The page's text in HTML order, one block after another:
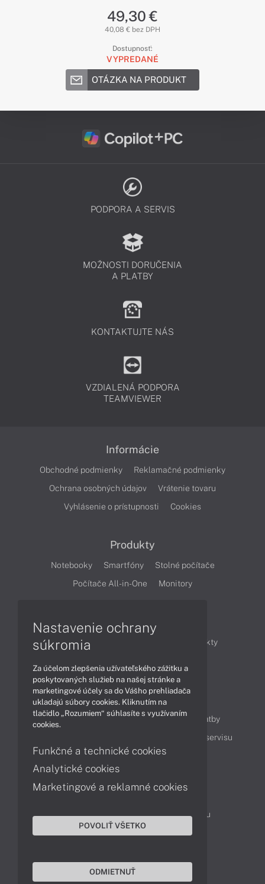
49,30 €
40,08 € bez DPH
Dostupnosť:
VYPREDANÉ
OTÁZKA NA PRODUKT
PODPORA A SERVIS
MOŽNOSTI DORUČENIA
A PLATBY
KONTAKTUJTE NÁS
VZDIALENÁ PODPORA
TEAMVIEWER
Informácie
Obchodné podmienky
Reklamačné podmienky
Ochrana osobných údajov
Vrátenie tovaru
Vyhlásenie o prístupnosti
Cookies
Produkty
Notebooky Smartfóny
Stolné počítače
Počítače All-in-One
Monitory
Články
Obchodné informácie
Produkty
Obsah
Ako nakupovať
Možnosti doručenia a platby
Cenník servisu
Kontakty
Servisné oddelenie
Reklamácia tovaru
Nastavenie ochrany
súkromia
Za účelom zlepšenia užívateľského zážitku a
poskytovaných služieb na našej stránke a
marketingové účely sa do Vášho prehliadača
ukladajú súbory cookies. Kliknutím na
tlačidlo „Rozumiem“ súhlasíte s využívaním
cookies.
Funkčné a technické cookies
Analytické cookies
Marketingové a reklamné cookies
POVOLIŤ VŠETKO
ODMIETNUŤ